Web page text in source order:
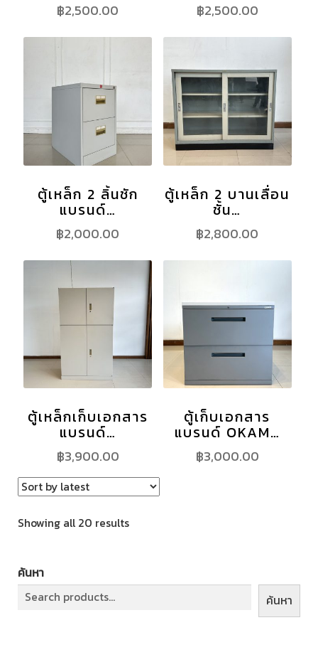
฿2,500.00 ฿2,500.00
ตู้เหล็ก 2 ลิ้นชัก
แบรนด์…
฿2,000.00
ตู้เหล็ก 2 บานเลื่อน
ชั้น…
฿2,800.00
ตู้เหล็กเก็บเอกสาร
แบรนด์…
฿3,900.00
ตู้เก็บเอกสาร
แบรนด์ OKAM…
฿3,000.00
Showing all 20 results
ค้นหา
ค้นหา